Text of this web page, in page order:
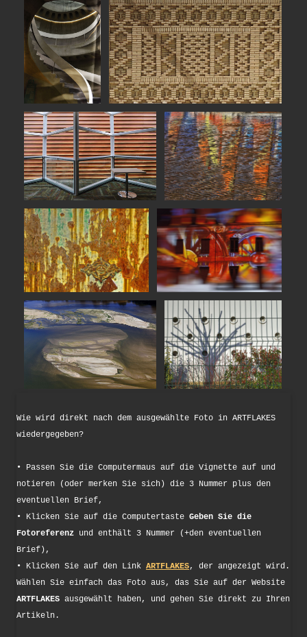
Wie wird direkt nach dem ausgewählte Foto in ARTFLAKES
wiedergegeben?
• Passen Sie die Computermaus auf die Vignette auf und
notieren (oder merken Sie sich) die 3 Nummer plus den
eventuellen Brief,
• Klicken Sie auf die Computertaste Geben Sie die
Fotoreferenz und enthält 3 Nummer (+den eventuellen
Brief),
• Klicken Sie auf den Link ARTFLAKES, der angezeigt wird.
Wählen Sie einfach das Foto aus, das Sie auf der Website
ARTFLAKES ausgewählt haben, und gehen Sie direkt zu Ihren
Artikeln.